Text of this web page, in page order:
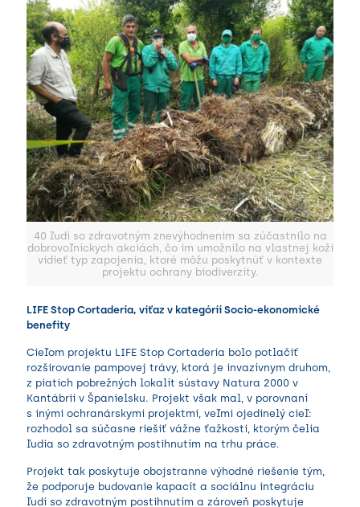
40 ľudí so zdravotným znevýhodnením sa zúčastnilo na
dobrovoľníckych akciách, čo im umožnilo na vlastnej koži
vidieť typ zapojenia, ktoré môžu poskytnúť v kontexte
projektu ochrany biodiverzity.
LIFE Stop Cortaderia, víťaz v kategórii Socio-ekonomické
benefity
Cieľom projektu LIFE Stop Cortaderia bolo potlačiť
rozširovanie pampovej trávy, ktorá je invazívnym druhom,
z piatich pobrežných lokalít sústavy Natura 2000 v
Kantábrii v Španielsku. Projekt však mal, v porovnaní
s inými ochranárskymi projektmi, veľmi ojedinelý cieľ:
rozhodol sa súčasne riešiť vážne ťažkosti, ktorým čelia
ľudia so zdravotným postihnutím na trhu práce.
Projekt tak poskytuje obojstranne výhodné riešenie tým,
že podporuje budovanie kapacít a sociálnu integráciu
ľudí so zdravotným postihnutím a zároveň poskytuje